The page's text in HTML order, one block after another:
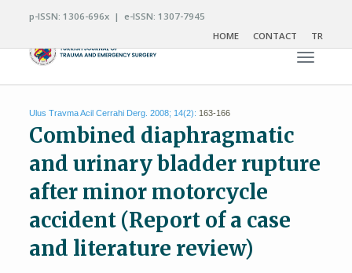
p-ISSN: 1306-696x | e-ISSN: 1307-7945
HOME
CONTACT TR
Toggle
Ulus Travma Acil Cerrahi Derg. 2008; 14(2): 163-166
Combined diaphragmatic
and urinary bladder rupture
after minor motorcycle
accident (Report of a case
and literature review)